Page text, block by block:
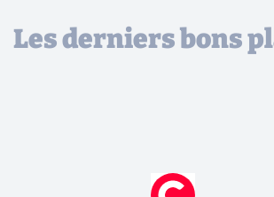
Les derniers bons